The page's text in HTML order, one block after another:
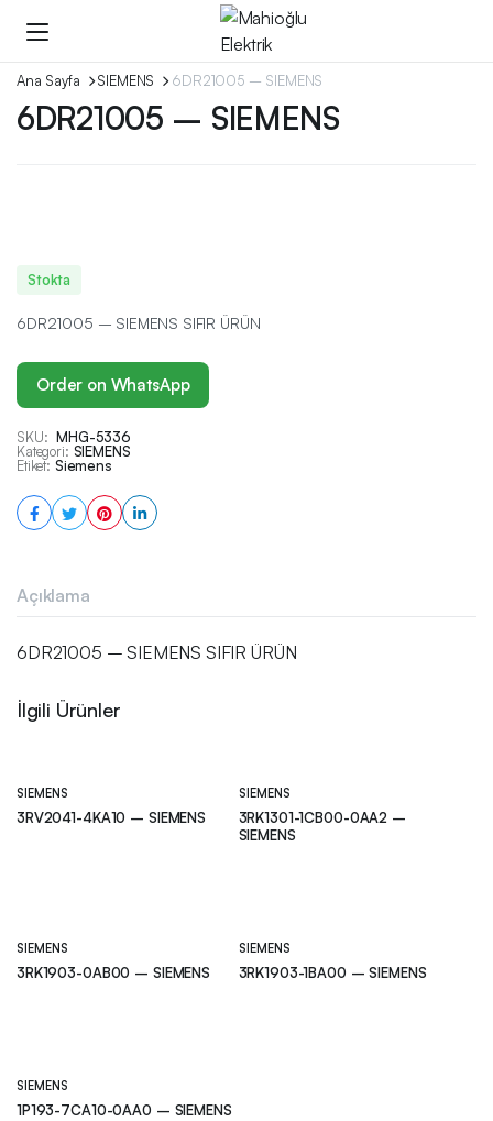
Ana Sayfa SIEMENS 6DR21005 – SIEMENS
6DR21005 – SIEMENS
Stokta
6DR21005 – SIEMENS SIFIR ÜRÜN
Order on WhatsApp
SKU: MHG-5336
Kategori: SIEMENS
Etiket: Siemens
Açıklama
6DR21005 – SIEMENS SIFIR ÜRÜN
İlgili Ürünler
SIEMENS
3RV2041-4KA10 – SIEMENS
SIEMENS
3RK1301-1CB00-0AA2 –
SIEMENS
SIEMENS
3RK1903-0AB00 – SIEMENS
SIEMENS
3RK1903-1BA00 – SIEMENS
SIEMENS
1P193-7CA10-0AA0 – SIEMENS